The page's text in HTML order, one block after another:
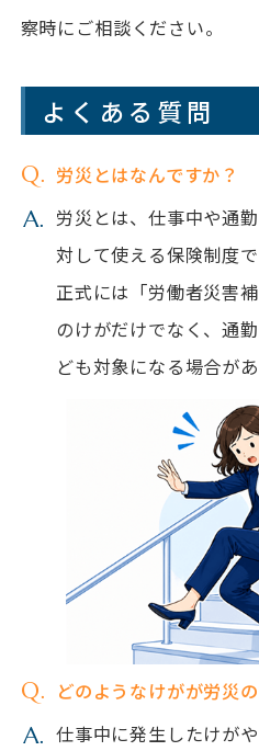
察時にご相談ください。
よくある質問
労災とはなんですか？
労災とは、仕事中や通
対して使える保険制度で
正式には「労働者災害
のけがだけでなく、通
ども対象になる場合があ
どのようなけがが労災
仕事中に発生したけが